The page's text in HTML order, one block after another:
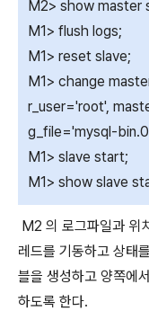
M2> show master
M1> flush logs;
M1> reset slave;
M1> change
r_user='root',
g_file='mysql-
M1> slave start;
M1> show slave
M2 의 로그파일과 위
레드를 기동하고 상태
블을 생성하고 양쪽에
하도록 한다.